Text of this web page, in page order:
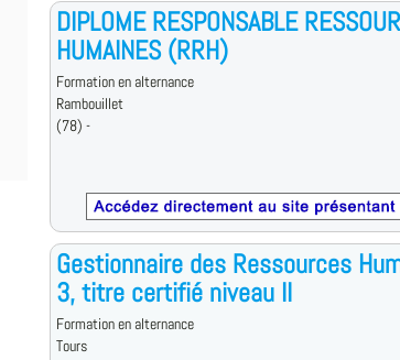
DIPLOME RESPONSABLE
HUMAINES (RRH)
Formation en alternance
Rambouillet
(78) -
Gestionnaire des Ressources
3, titre certifié niveau II
Formation en alternance
Tours